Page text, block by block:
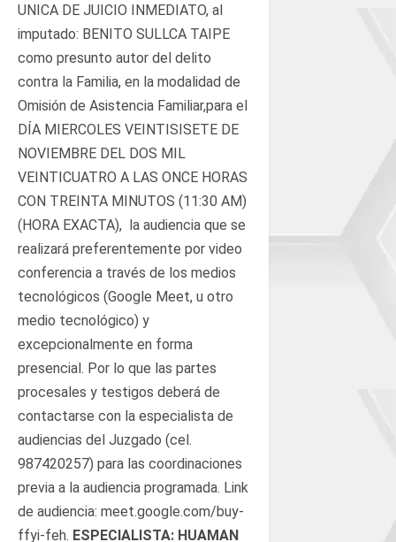
UNICA DE JUICIO INMEDIATO, al
imputado: BENITO SULLCA TAIPE
como presunto autor del delito
contra la Familia, en la modalidad de
Omisión de Asistencia Familiar,para el
DÍA MIERCOLES VEINTISISETE DE
NOVIEMBRE DEL DOS MIL
VEINTICUATRO A LAS ONCE HORAS
CON TREINTA MINUTOS (11:30 AM)
(HORA EXACTA), la audiencia que se
realizará preferentemente por video
conferencia a través de los medios
tecnológicos (Google Meet, u otro
medio tecnológico) y
excepcionalmente en forma
presencial. Por lo que las partes
procesales y testigos deberá de
contactarse con la especialista de
audiencias del Juzgado (cel.
987420257) para las coordinaciones
previa a la audiencia programada. Link
de audiencia: meet.google.com/buy-
ffyi-feh. ESPECIALISTA: HUAMAN